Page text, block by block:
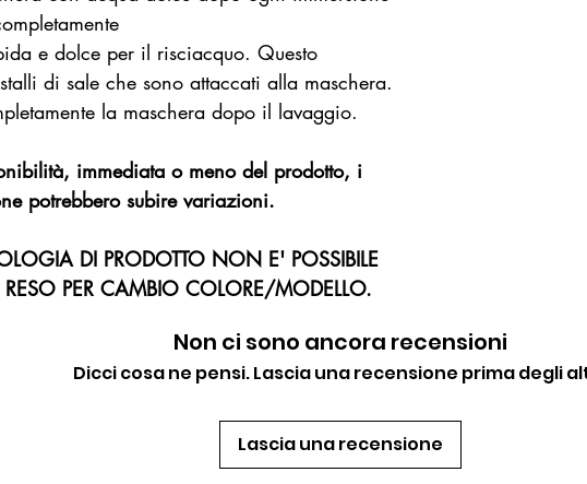
e dolce per il risciacquo. Questo
di sale che sono attaccati alla maschera.
la maschera dopo il lavaggio.
immediata o meno del prodotto, i
potrebbero subire variazioni.
DI PRODOTTO NON E' POSSIBILE
RESO PER CAMBIO COLORE/MODELLO.
Non ci sono ancora recensioni
Dicci cosa ne pensi. Lascia una recensione prima degli
Lascia una recensione